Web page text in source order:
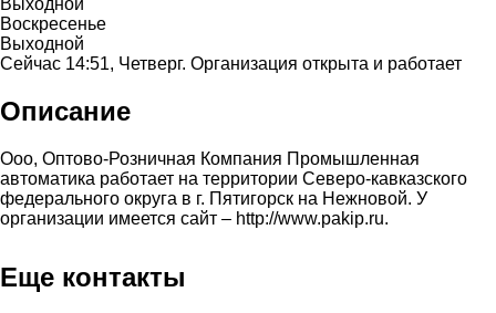
Выходной
Воскресенье
Выходной
Сейчас 14:51, Четверг. Организация открыта и работает
Описание
Ооо, Оптово-Розничная Компания Промышленная
автоматика работает на территории Северо-кавказского
федерального округа в г. Пятигорск на Нежновой. У
организации имеется сайт – http://www.pakip.ru.
Еще контакты